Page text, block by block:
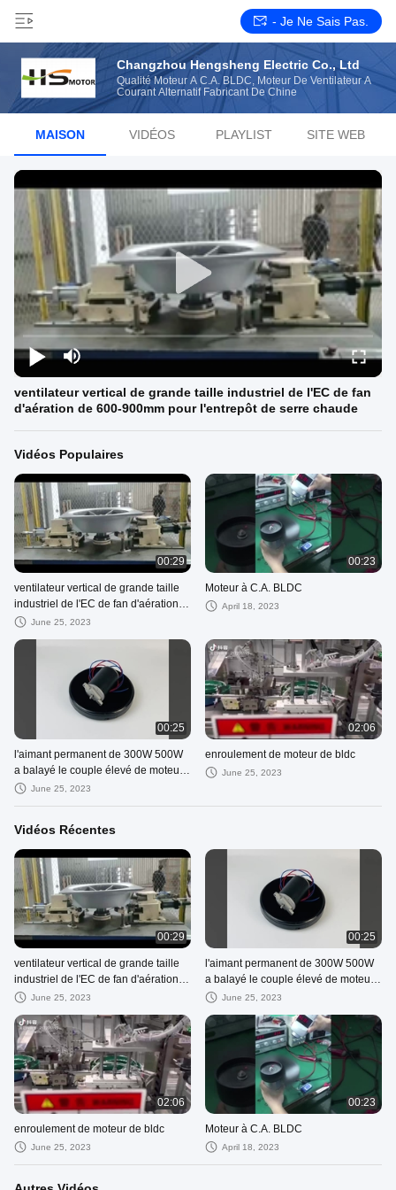
- Je Ne Sais Pas.
Changzhou Hengsheng Electric Co., Ltd
Qualité Moteur À C.A. BLDC, Moteur De Ventilateur À
Courant Alternatif Fabricant De Chine
MAISON VIDÉOS PLAYLIST SITE WEB
ventilateur vertical de grande taille industriel de l'EC de fan
d'aération de 600-900mm pour l'entrepôt de serre chaude
Vidéos Populaires
00:29
ventilateur vertical de grande taille
industriel de l'EC de fan d'aération
de 600-900mm pour l'entrepôt de
June 25, 2023
00:23
Moteur à C.A. BLDC
April 18, 2023
00:25
l'aimant permanent de 300W 500W
a balayé le couple élevé de moteur
de C.C 24V 48V pour la tondeuse à
June 25, 2023
02:06
enroulement de moteur de bldc
June 25, 2023
Vidéos Récentes
00:29
ventilateur vertical de grande taille
industriel de l'EC de fan d'aération
de 600-900mm pour l'entrepôt de
June 25, 2023
00:25
l'aimant permanent de 300W 500W
a balayé le couple élevé de moteur
de C.C 24V 48V pour la tondeuse à
June 25, 2023
02:06
enroulement de moteur de bldc
June 25, 2023
00:23
Moteur à C.A. BLDC
April 18, 2023